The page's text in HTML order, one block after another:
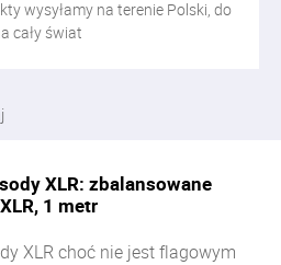
wysyłamy na terenie Polski, do
cały świat
XLR: zbalansowane
1 metr
XLR choć nie jest flagowym